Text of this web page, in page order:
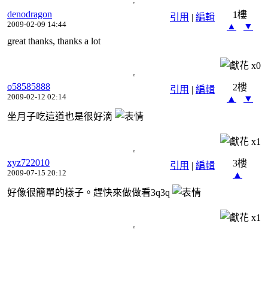
引用 | 編輯
denodragon
2009-02-09 14:44
1樓
▲
▼
great thanks, thanks a lot
x0
引用 | 編輯
o58585888
2009-02-12 02:14
2樓
▲
▼
坐月子吃這道也是很好滴
x1
引用 | 編輯
xyz722010
2009-07-15 20:12
3樓
▲
好像很簡單的樣子。趕快來做做看3q3q
x1